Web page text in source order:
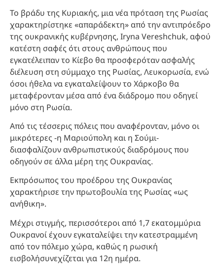
Το βράδυ της Κυριακής, μια νέα πρόταση της Ρωσίας
χαρακτηρίστηκε «απαράδεκτη» από την αντιπρόεδρο
της ουκρανικής κυβέρνησης, Iryna Vereshchuk, αφού
κατέστη σαφές ότι στους ανθρώπους που
εγκατέλειπαν το Κίεβο θα προσφερόταν ασφαλής
διέλευση στη σύμμαχο της Ρωσίας, Λευκορωσία, ενώ
όσοι ήθελα να εγκαταλείψουν το Χάρκοβο θα
μεταφέρονταν μέσα από ένα διάδρομο που οδηγεί
μόνο στη Ρωσία.
Από τις τέσσερις πόλεις που αναφέρονταν, μόνο οι
μικρότερες -η Μαριούπολη και η Σούμι-
διασφαλίζουν ανθρωπιστικούς διαδρόμους που
οδηγούν σε άλλα μέρη της Ουκρανίας.
Εκπρόσωπος του προέδρου της Ουκρανίας
χαρακτήρισε την πρωτοβουλία της Ρωσίας «ως
ανήθικη».
Μέχρι στιγμής, περισσότεροι από 1,7 εκατομμύρια
Ουκρανοί έχουν εγκαταλείψει την κατεστραμμένη
από τον πόλεμο χώρα, καθώς η ρωσική
εισβολήσυνεχίζεται για 12η ημέρα.